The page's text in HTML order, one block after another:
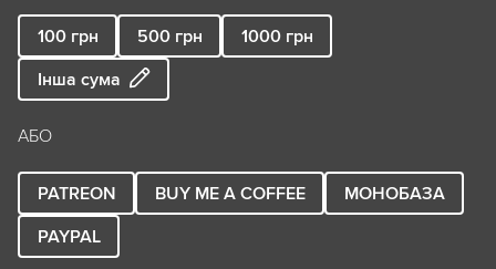
100 грн 500 грн 1000 грн
Інша сума
АБО
PATREON BUY ME A COFFEE
МОНОБАЗА
PAYPAL